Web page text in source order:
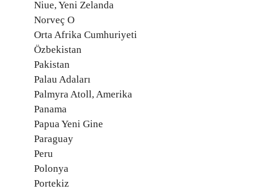
Niue, Yeni Zelanda
Norveç O
Orta Afrika Cumhuriyeti
Özbekistan
Pakistan
Palau Adaları
Palmyra Atoll, Amerika
Panama
Papua Yeni Gine
Paraguay
Peru
Polonya
Portekiz